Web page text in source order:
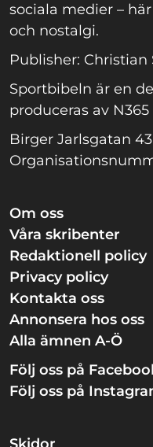
sociala medier –
och nostalgi.
Publisher: Christian
Sportbibeln är en
produceras av N365
Birger Jarlsgatan
Om oss
Våra skribenter
Redaktionell policy
Privacy policy
Kontakta oss
Annonsera hos oss
Alla ämnen A-Ö
Följ oss på
Följ oss på